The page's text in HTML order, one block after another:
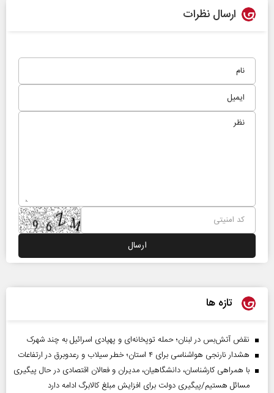
ارسال نظرات
تازه ها
نقض آتش‌بس در لبنان؛ حمله توپخانه‌ای و پهپادی اسرائیل به چند شهرک
هشدار نارنجی هواشناسی برای ۴ استان؛ خطر سیلاب و رعدوبرق در ارتفاعات
با همراهی کارشناسان، دانشگاهیان، مدیران و فعالان اقتصادی در حال پیگیری
مسائل هستیم/پیگیری دولت برای افزایش مبلغ کالابرگ ادامه دارد